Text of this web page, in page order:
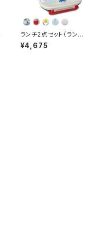
ランチ2点セット（ランチ
ボックス）
¥4,675